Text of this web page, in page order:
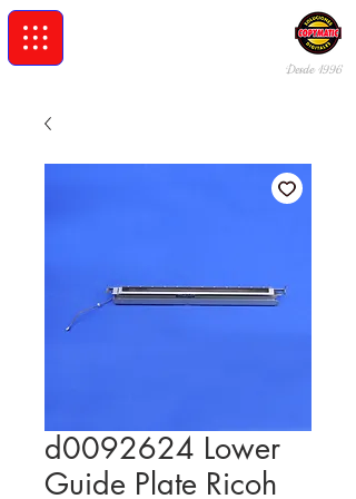
Desde 1996
d0092624 Lower
Guide Plate Ricoh